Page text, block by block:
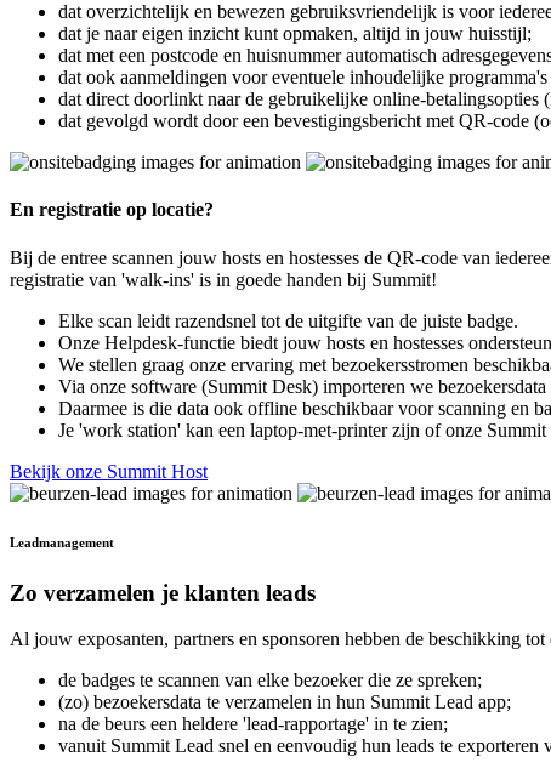
dat overzichtelijk en bewezen gebruiksvriendelijk is voor
dat je naar eigen inzicht kunt opmaken, altijd in jouw huisstijl;
dat met een postcode en huisnummer automatisch
dat ook aanmeldingen voor eventuele inhoudelijke
dat direct doorlinkt naar de gebruikelijke online-betalingsopties
dat gevolgd wordt door een bevestigingsbericht met QR-code
En registratie op locatie?
Bij de entree scannen jouw hosts en hostesses de QR-code van
registratie van 'walk-ins' is in goede handen bij Summit!
Elke scan leidt razendsnel tot de uitgifte van de juiste badge.
Onze Helpdesk-functie biedt jouw hosts en hostesses
We stellen graag onze ervaring met bezoekersstromen
Via onze software (Summit Desk) importeren we
Daarmee is die data ook offline beschikbaar voor scanning en
Je 'work station' kan een laptop-met-printer zijn of onze Summit
Bekijk onze Summit Host
Leadmanagement
Zo verzamelen je klanten leads
Al jouw exposanten, partners en sponsoren hebben de beschikking
de badges te scannen van elke bezoeker die ze spreken;
(zo) bezoekersdata te verzamelen in hun Summit Lead app;
na de beurs een heldere 'lead-rapportage' in te zien;
vanuit Summit Lead snel en eenvoudig hun leads te exporteren